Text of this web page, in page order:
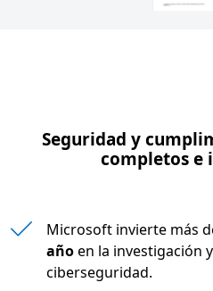
Seguridad y
completos e
Microsoft invierte más
añoen la investigación
ciberseguridad.